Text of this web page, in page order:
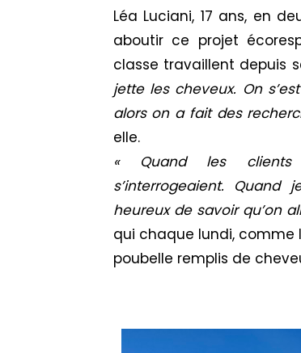
Léa Luciani, 17 ans, en
aboutir ce projet
classe travaillent depuis
jette les cheveux. On
alors on a fait des
elle.
« Quand les
s’interrogeaient.
Quand
heureux de savoir qu’on
qui ​chaque lundi, comme
poubelle remplis de